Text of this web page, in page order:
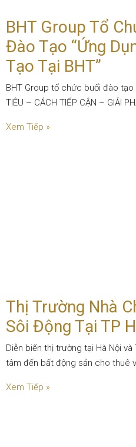
BHT Group Tổ
Đào Tạo “Ứng
Tạo Tại BHT”
BHT Group tổ chức buổi đào tạo
TIÊU – CÁCH TIẾP CẬN – GIẢI
Xem Tiếp »
Thị Trường Nhà
Sôi Động Tại TP
Diễn biến thị trường tại Hà Nội
tâm đến bất động sản cho thuê
Xem Tiếp »